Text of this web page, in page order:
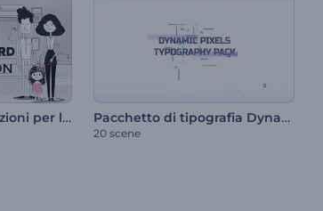
Pacchetto di animazioni per lavagna bianca Pacchetto di tipografia Dynamic Pixels
20 scene